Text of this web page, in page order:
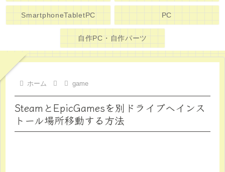
SmartphoneTabletPC PC
自作PC・自作パーツ
ホーム game
SteamとEpicGamesを別ドライブへインス
トール場所移動する方法